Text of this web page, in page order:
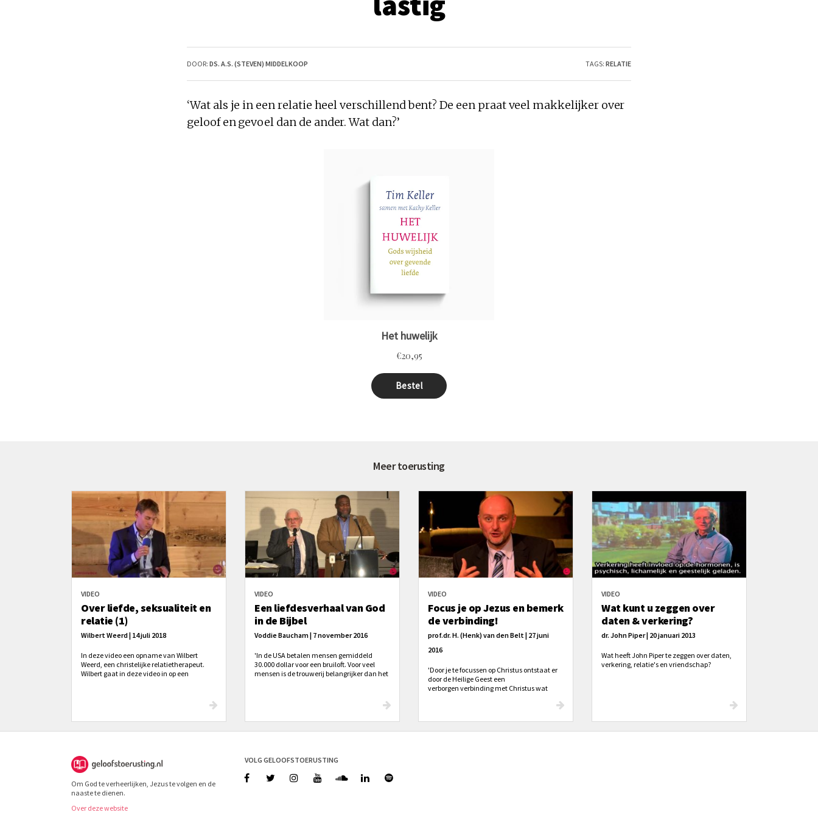
DOOR: DS. A.S. (STEVEN) MIDDELKOOP TAGS: RELATIE
‘Wat als je in een relatie heel verschillend bent? De een praat veel makkelijker over
geloof en gevoel dan de ander. Wat dan?’
Meer toerusting
VIDEO
Over liefde, seksualiteit en
relatie (1)
Wilbert Weerd | 14 juli 2018
In deze video een opname van Wilbert
Weerd, een christelijke relatietherapeut.
Wilbert gaat in deze video in op een
VIDEO
Een liefdesverhaal van God
in de Bijbel
Voddie Baucham | 7 november 2016
'In de USA betalen mensen gemiddeld
30.000 dollar voor een bruiloft. Voor veel
mensen is de trouwerij belangrijker dan het
echtscheidingspercentages ooit.'
VIDEO
Focus je op Jezus en bemerk
de verbinding!
prof.dr. H. (Henk) van den Belt | 27 juni
2016
'Door je te focussen op Christus ontstaat er
door de Heilige Geest een
verborgen verbinding met Christus wat
VIDEO
Wat kunt u zeggen over
daten & verkering?
dr. John Piper | 20 januari 2013
Wat heeft John Piper te zeggen over daten,
verkering, relatie's en vriendschap?
Om God te verheerlijken, Jezus te volgen en de
naaste te dienen.
Over deze website
VOLG GELOOFSTOERUSTING